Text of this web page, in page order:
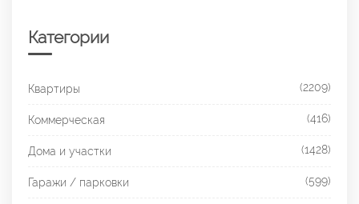
Категории
Квартиры (2209)
Коммерческая (416)
Дома и участки (1428)
Гаражи / парковки (599)